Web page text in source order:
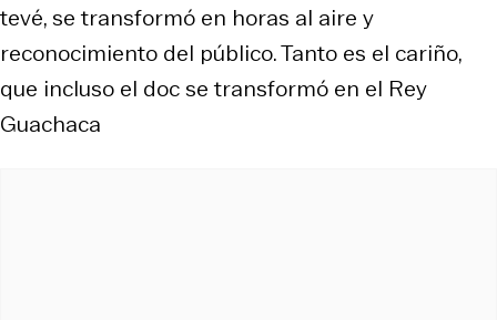
tevé, se transformó en horas al aire y
reconocimiento del público. Tanto es el cariño,
que incluso el doc se transformó en el Rey
Guachaca